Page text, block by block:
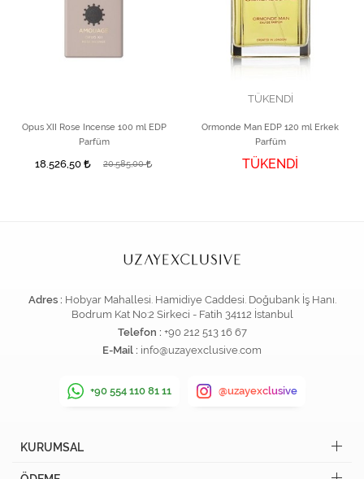
Opus XII Rose Incense 100 ml EDP
Parfüm
18.526,50 20.585,00
TÜKENDİ
Ormonde Man EDP 120 ml Erkek
Parfüm
TÜKENDİ
Adres : Hobyar Mahallesi. Hamidiye Caddesi. Doğubank İş Hanı.
Bodrum Kat No:2 Sirkeci - Fatih 34112 İstanbul
Telefon : +90 212 513 16 67
E-Mail : info@uzayexclusive.com
+90 554 110 81 11 @uzayexclusive
KURUMSAL